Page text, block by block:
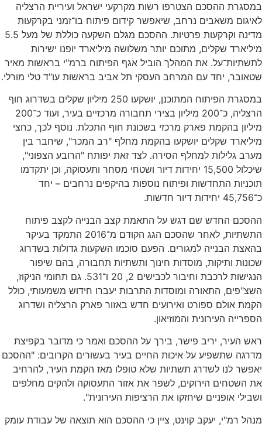
במסגרת ההסכם הצטרפו רשות מקרקעי ישראל ועיריית הרצליה
לאיגום משאבים נרחב, שיאפשר קידום פיתוח בו־זמני בקרקעות
מדינה וקרקעות פרטיות. ההסכם מגלם השקעה כוללת של מעל 5.5
מיליארד שקלים, מתוכם יותר משלושה מיליארד יופנו ישירות
לתשתיות־על. את המהלך הוביל אגף הפיתוח ברמ"י בראשות מאיר
שטאובר, יחד עם המרחב העסקי תל אביב בראשות עו"ד טלי מורלי.
במסגרת הפיתוח המתוכנן, יושקעו 250 מיליון שקלים בשדרוג חוף
הרצליה, כ־200 מיליון בצירי תחבורה מרכזיים בעיר, ועוד כ־200
מיליון בהקמת פארק מרכזי בשכונת חוף התכלת. נוסף לכך, כחצי
מיליארד שקלים יושקעו בהקמת מחלף "רב המכר", שיחבר בין
מערב גלילות למחלף הסירה. לצד זאת יפותח "הרובע הצפוני",
שיכלול 15,500 יחידות דיור ושטחי מסחר ותעסוקה, וכן יתקדמו
תוכניות התחדשות ופיתוח נוספות בהיקפים נרחבים – יחד
כ־45,756 יחידות דיור חדשות.
ההסכם החדש שם דגש על התאמת קצב הבנייה לקצב פיתוח
התשתיות, לאחר שהסכם הגג הקודם מ־2016 התמקד בעיקר
בהאצת הבנייה למגורים. הפעם סוכמו השקעות גדולות בשדרוג
שכונות ותיקות, מוסדות חינוך ותשתיות תחבורה, בהם שיפור
הנגישות לרכבת וחיבור לכבישים 2, 20 ו־531. גם תחומי הניקוז,
השצ"פים, התאורה ומוסדות התרבות יעברו חידוש משמעותי, כולל
הקמת אולם ספורט ואירועים חדש באזור פארק הרצליה ושדרוג
הספרייה העירונית והמוזיאון.
ראש העיר, יריב פישר, בירך על ההסכם ואמר כי מדובר בקפיצת
מדרגה שתשפיע על איכות החיים בעיר בעשורים הקרובים: "ההסכם
יאפשר לנו לשדרג תשתיות שלא טופלו מאז הקמת העיר, להרחיב
את השטחים הירוקים, לשפר את אזור התעסוקה ולהקים מחלפים
ושבילי אופניים שיחזקו את הרציפות העירונית".
מנהל רמ"י, יעקב קוינט, ציין כי ההסכם הוא תוצאה של עבודת עומק